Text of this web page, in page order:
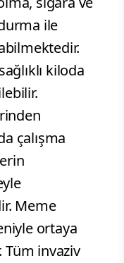
ile
kiloda
çalışma
Meme
ortaya
Tüm invaziv